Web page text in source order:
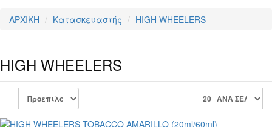
ΑΡΧΙΚΗ Κατασκευαστής HIGH WHEELERS
HIGH WHEELERS